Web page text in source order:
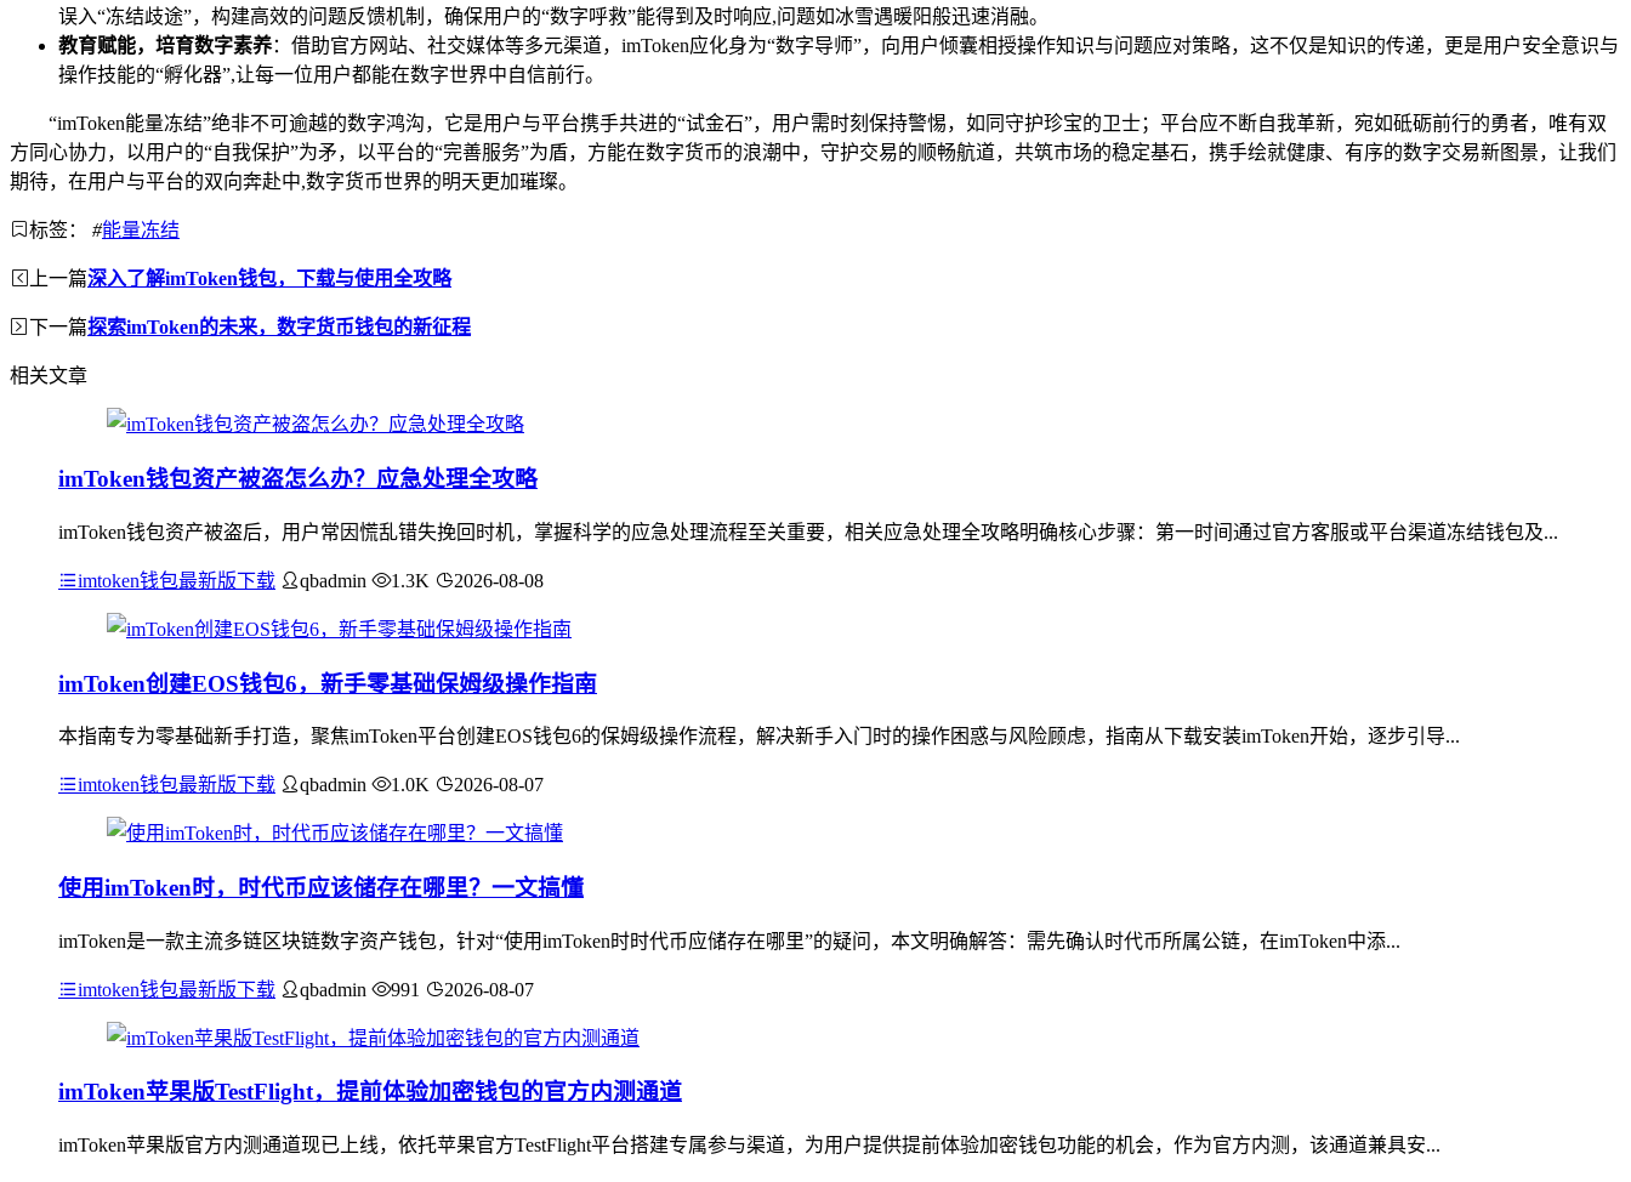
误入“冻结歧途”，构建高效的问题反馈机制，确保用户的“数字呼救”能得到及时响应,问题如冰雪遇暖阳般迅速消融。
教育赋能，培育数字素养：借助官方网站、社交媒体等多元渠道，imToken应化身为“数字导师”，向用户倾囊相授操作知识与问题应对策略，这不仅是知识的传递，更是用户安全意识与
操作技能的“孵化器”,让每一位用户都能在数字世界中自信前行。
“imToken能量冻结”绝非不可逾越的数字鸿沟，它是用户与平台携手共进的“试金石”，用户需时刻保持警惕，如同守护珍宝的卫士；平台应不断自我革新，宛如砥砺前行的勇者，唯有双
方同心协力，以用户的“自我保护”为矛，以平台的“完善服务”为盾，方能在数字货币的浪潮中，守护交易的顺畅航道，共筑市场的稳定基石，携手绘就健康、有序的数字交易新图景，让我们
期待，在用户与平台的双向奔赴中,数字货币世界的明天更加璀璨。
标签： #能量冻结
上一篇深入了解imToken钱包，下载与使用全攻略
下一篇探索imToken的未来，数字货币钱包的新征程
相关文章
imToken钱包资产被盗怎么办？应急处理全攻略
imToken钱包资产被盗后，用户常因慌乱错失挽回时机，掌握科学的应急处理流程至关重要，相关应急处理全攻略明确核心步骤：第一时间通过官方客服或平台渠道冻结钱包及...
imtoken钱包最新版下载 qbadmin 1.3K 2026-08-08
imToken创建EOS钱包6，新手零基础保姆级操作指南
本指南专为零基础新手打造，聚焦imToken平台创建EOS钱包6的保姆级操作流程，解决新手入门时的操作困惑与风险顾虑，指南从下载安装imToken开始，逐步引导...
imtoken钱包最新版下载 qbadmin 1.0K 2026-08-07
使用imToken时，时代币应该储存在哪里？一文搞懂
imToken是一款主流多链区块链数字资产钱包，针对“使用imToken时时代币应储存在哪里”的疑问，本文明确解答：需先确认时代币所属公链，在imToken中添...
imtoken钱包最新版下载 qbadmin 991 2026-08-07
imToken苹果版TestFlight，提前体验加密钱包的官方内测通道
imToken苹果版官方内测通道现已上线，依托苹果官方TestFlight平台搭建专属参与渠道，为用户提供提前体验加密钱包功能的机会，作为官方内测，该通道兼具安...